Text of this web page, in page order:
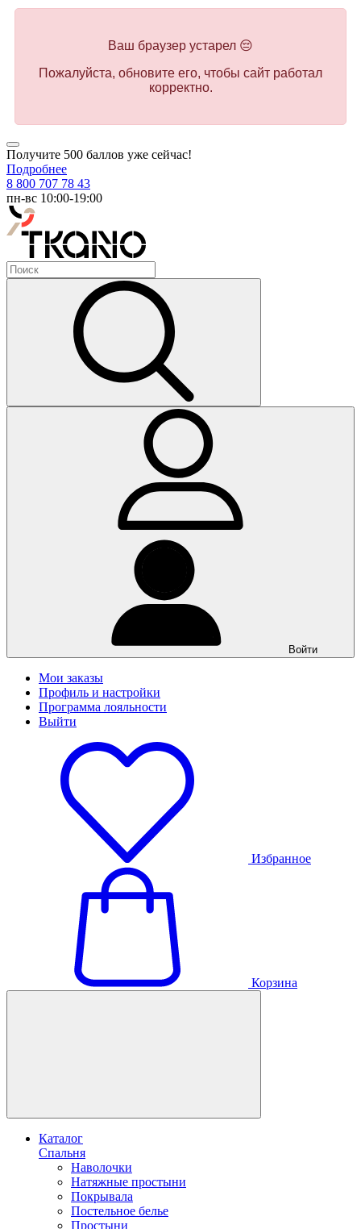
Ваш браузер устарел 😔
Пожалуйста, обновите его, чтобы сайт работал
корректно.
Получите 500 баллов уже сейчас!
Подробнее
8 800 707 78 43
пн-вс 10:00-19:00
Войти
Мои заказы
Профиль и настройки
Программа лояльности
Выйти
Избранное
Корзина
Каталог
Спальня
Наволочки
Натяжные простыни
Покрывала
Постельное белье
Простыни